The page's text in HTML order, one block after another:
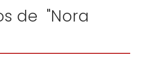
de "Nora